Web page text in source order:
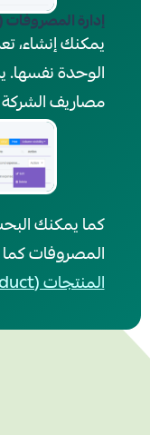
إدارة المصروفات (Expense)
يمكنك إنشاء،
الوحدة نفسها.
مصاريف
كما يمكنك
المصروفات
المنتجات (Product)